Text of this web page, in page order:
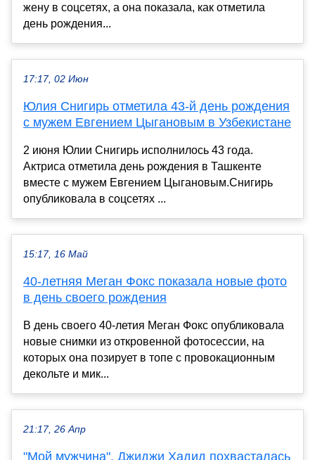
жену в соцсетях, а она показала, как отметила
день рождения...
17:17, 02 Июн
Юлия Снигирь отметила 43-й день рождения
с мужем Евгением Цыгановым в Узбекистане
2 июня Юлии Снигирь исполнилось 43 года.
Актриса отметила день рождения в Ташкенте
вместе с мужем Евгением Цыгановым.Снигирь
опубликовала в соцсетях ...
15:17, 16 Май
40-летняя Меган Фокс показала новые фото
в день своего рождения
В день своего 40-летия Меган Фокс опубликовала
новые снимки из откровенной фотосессии, на
которых она позирует в топе с провокационным
декольте и мик...
21:17, 26 Апр
"Мой мужчина". Джиджи Хадид похвасталась